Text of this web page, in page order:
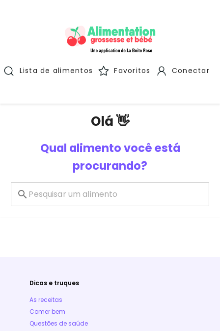
Lista de alimentos Favoritos Conectar
Olá 👋
Qual alimento você está
procurando?
Dicas e truques
As receitas
Comer bem
Questões de saúde